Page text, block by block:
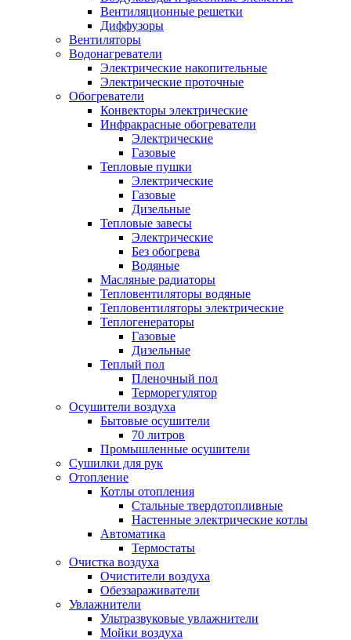
Вентиляционные решетки
Диффузоры
Вентиляторы
Водонагреватели
Электрические накопительные
Электрические проточные
Обогреватели
Конвекторы электрические
Инфракрасные обогреватели
Электрические
Газовые
Тепловые пушки
Электрические
Газовые
Дизельные
Тепловые завесы
Электрические
Без обогрева
Водяные
Масляные радиаторы
Тепловентиляторы водяные
Тепловентиляторы электрические
Теплогенераторы
Газовые
Дизельные
Теплый пол
Пленочный пол
Терморегулятор
Осушители воздуха
Бытовые осушители
70 литров
Промышленные осушители
Сушилки для рук
Отопление
Котлы отопления
Стальные твердотопливные
Настенные электрические котлы
Автоматика
Термостаты
Очистка воздуха
Очистители воздуха
Обеззараживатели
Увлажнители
Ультразвуковые увлажнители
Мойки воздуха